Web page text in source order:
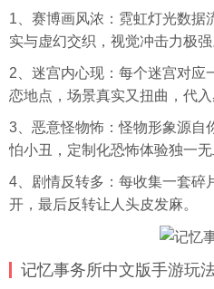
1、赛博画风浓：霓虹灯光数据
实与虚幻交织，视觉冲击力极强
2、迷宫内心现：每个迷宫对应
恋地点，场景真实又扭曲，代入
3、恶意怪物怖：怪物形象源自
怕小丑，定制化恐怖体验独一无
4、剧情反转多：每收集一套碎
开，最后反转让人头皮发麻。
记忆事务所中文版手游玩